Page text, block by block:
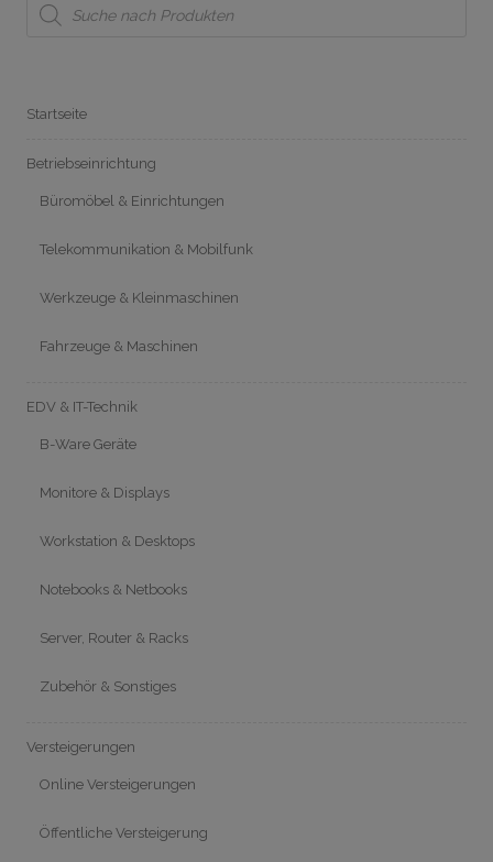
search
Startseite
Betriebseinrichtung
Büromöbel & Einrichtungen
Telekommunikation & Mobilfunk
Werkzeuge & Kleinmaschinen
Fahrzeuge & Maschinen
EDV & IT-Technik
B-Ware Geräte
Monitore & Displays
Workstation & Desktops
Notebooks & Netbooks
Server, Router & Racks
Zubehör & Sonstiges
Versteigerungen
Online Versteigerungen
Öffentliche Versteigerung